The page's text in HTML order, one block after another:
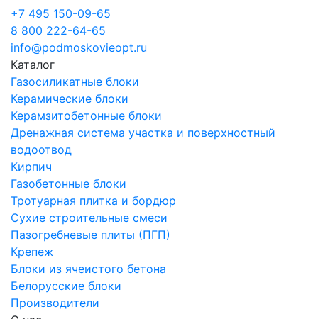
+7 495 150-09-65
8 800 222-64-65
info@podmoskovieopt.ru
Каталог
Газосиликатные блоки
Керамические блоки
Керамзитобетонные блоки
Дренажная система участка и поверхностный
водоотвод
Кирпич
Газобетонные блоки
Тротуарная плитка и бордюр
Сухие строительные смеси
Пазогребневые плиты (ПГП)
Крепеж
Блоки из ячеистого бетона
Белорусские блоки
Производители